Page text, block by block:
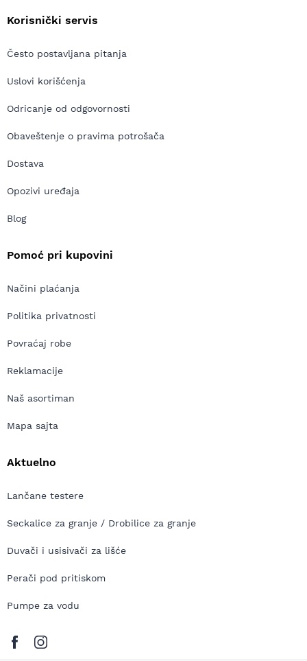
Korisnički servis
Često postavljana pitanja
Uslovi korišćenja
Odricanje od odgovornosti
Obaveštenje o pravima potrošača
Dostava
Opozivi uređaja
Blog
Pomoć pri kupovini
Načini plaćanja
Politika privatnosti
Povraćaj robe
Reklamacije
Naš asortiman
Mapa sajta
Aktuelno
Lančane testere
Seckalice za granje / Drobilice za granje
Duvači i usisivači za lišće
Perači pod pritiskom
Pumpe za vodu